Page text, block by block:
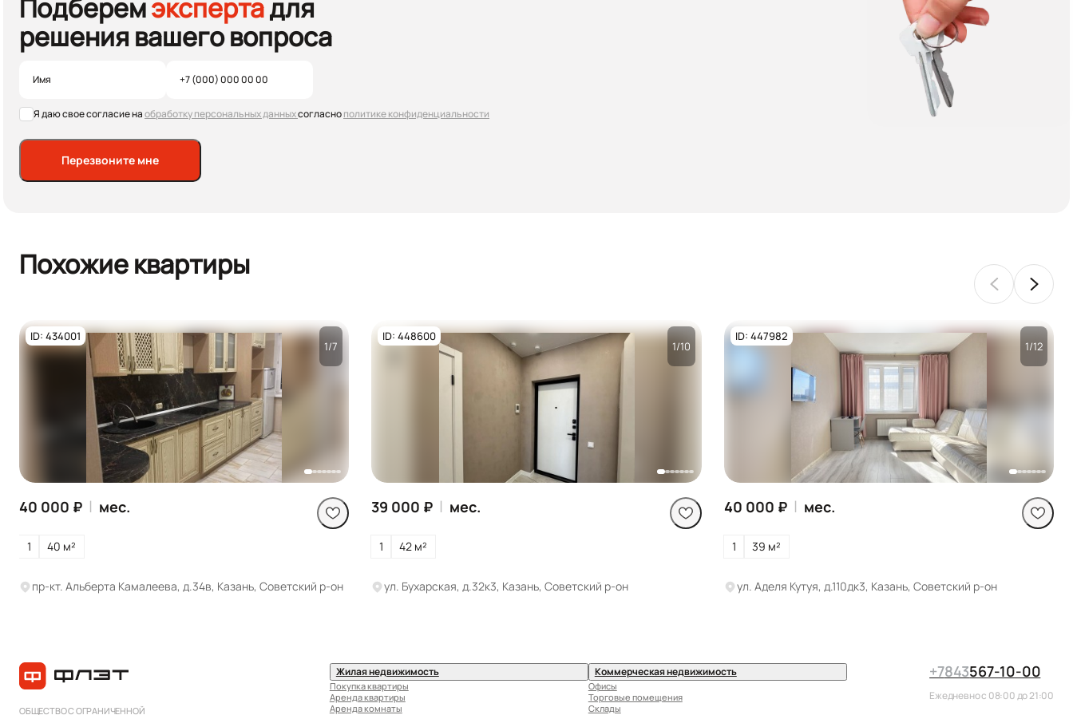
Подберемэкспертадля
решения вашего вопроса
Я даю свое согласие наобработку персональных данныхсогласнополитике конфиденциальности
Перезвоните мне
Похожие квартиры
Посмотреть все
фото
ID: 434001
1/7
40 000 ₽ | мес.
1 40 м²
пр-кт. Альберта Камалеева, д.34в, Казань, Советский р-он
Посмотреть все
ID: 448600
1/10
39 000 ₽ | мес.
1 42 м²
ул. Бухарская, д.32к3, Казань, Советский р-он
Посмотреть все
фото
ID: 447982
1/12
40 000 ₽ | мес.
1 39 м²
ул. Аделя Кутуя, д.110дк3, Казань, Советский р-он
Жилая недвижимость
Покупка квартиры
Аренда квартиры
Аренда комнаты
Коммерческая недвижимость
Офисы
Торговые помещения
Склады
+7843567-10-00
Ежедневно с 08:00 до 21:00
ОБЩЕСТВО С ОГРАНИЧЕННОЙ